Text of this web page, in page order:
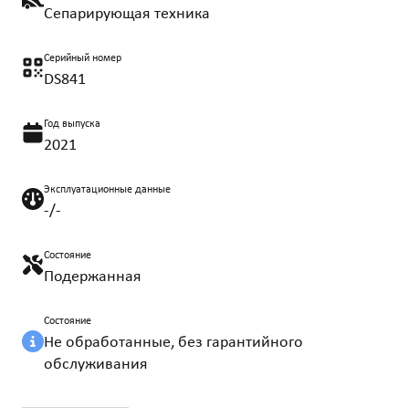
Сепарирующая техника
Серийный номер
DS841
Год выпуска
2021
Эксплуатационные данные
-/-
Состояние
Подержанная
Состояние
Не обработанные, без гарантийного
обслуживания